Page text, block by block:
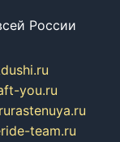
России
you.ru
rastenuya.ru
team.ru